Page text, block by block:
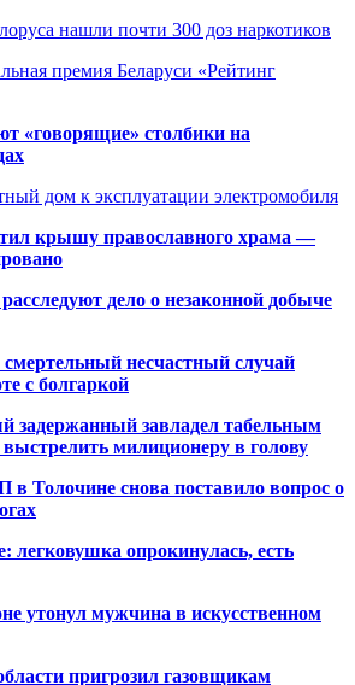
нашли почти 300 доз наркотиков
премия Беларуси «Рейтинг
«говорящие» столбики на
дом к эксплуатации электромобиля
крышу православного храма —
дело о незаконной добыче
несчастный случай
с болгаркой
завладел табельным
милиционеру в голову
в Толочине снова поставило вопрос о
опрокинулась, есть
утонул мужчина в искусственном
пригрозил газовщикам